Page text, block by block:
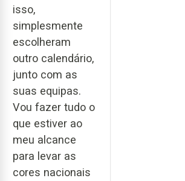
isso,
simplesmente
escolheram
outro calendário,
junto com as
suas equipas.
Vou fazer tudo o
que estiver ao
meu alcance
para levar as
cores nacionais